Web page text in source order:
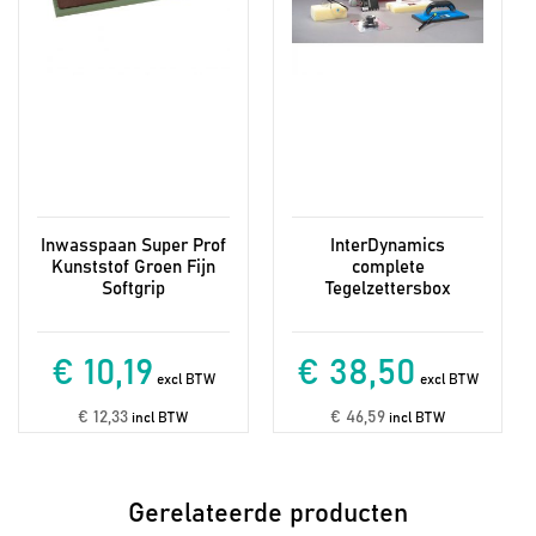
Inwasspaan Super Prof
Kunststof Groen Fijn
Softgrip
€ 10,19 excl BTW
€ 12,33 incl BTW
InterDynamics
complete
Tegelzettersbox
€ 38,50 excl BTW
€ 46,59 incl BTW
Gerelateerde producten